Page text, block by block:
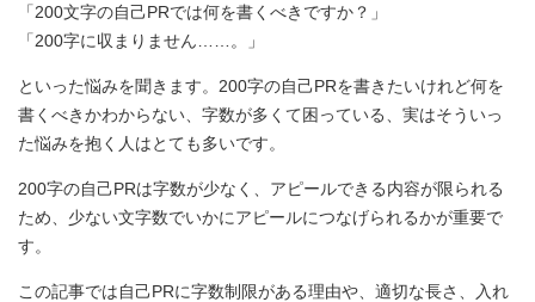
「200文字の自己PRでは何を書くべきですか？」
「200字に収まりません……。」
といった悩みを聞きます。200字の自己PRを書きたいけれど何を
書くべきかわからない、字数が多くて困っている、実はそういっ
た悩みを抱く人はとても多いです。
200字の自己PRは字数が少なく、アピールできる内容が限られる
ため、少ない文字数でいかにアピールにつなげられるかが重要で
す。
この記事では自己PRに字数制限がある理由や、適切な長さ、入れ